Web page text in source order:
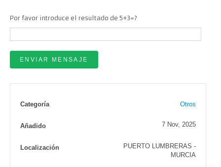
Por favor introduce el resultado de 5+3=?
Categoría Otros
Añadido 7 Nov, 2025
Localización
PUERTO LUMBRERAS -
MURCIA